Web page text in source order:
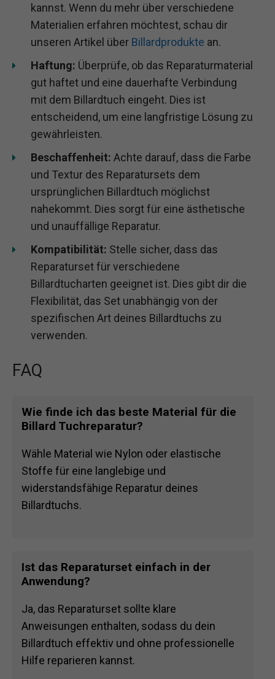
kannst. Wenn du mehr über verschiedene
Materialien erfahren möchtest, schau dir
unseren Artikel über Billardprodukte an.
Haftung: Überprüfe, ob das Reparaturmaterial
gut haftet und eine dauerhafte Verbindung
mit dem Billardtuch eingeht. Dies ist
entscheidend, um eine langfristige Lösung zu
gewährleisten.
Beschaffenheit: Achte darauf, dass die Farbe
und Textur des Reparatursets dem
ursprünglichen Billardtuch möglichst
nahekommt. Dies sorgt für eine ästhetische
und unauffällige Reparatur.
Kompatibilität: Stelle sicher, dass das
Reparaturset für verschiedene
Billardtucharten geeignet ist. Dies gibt dir die
Flexibilität, das Set unabhängig von der
spezifischen Art deines Billardtuchs zu
verwenden.
FAQ
Wie finde ich das beste Material für die
Billard Tuchreparatur?
Wähle Material wie Nylon oder elastische
Stoffe für eine langlebige und
widerstandsfähige Reparatur deines
Billardtuchs.
Ist das Reparaturset einfach in der
Anwendung?
Ja, das Reparaturset sollte klare
Anweisungen enthalten, sodass du dein
Billardtuch effektiv und ohne professionelle
Hilfe reparieren kannst.